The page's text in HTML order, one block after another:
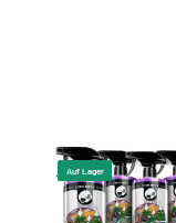
Auf Lager